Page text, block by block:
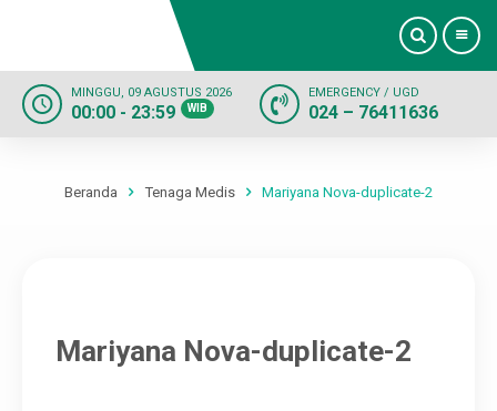
Profil
Fasilitas
MINGGU, 09 AGUSTUS 2026
00:00 - 23:59 WIB
EMERGENCY / UGD
024 – 76411636
Beranda Tenaga Medis Mariyana Nova-duplicate-2
Mariyana Nova-duplicate-2